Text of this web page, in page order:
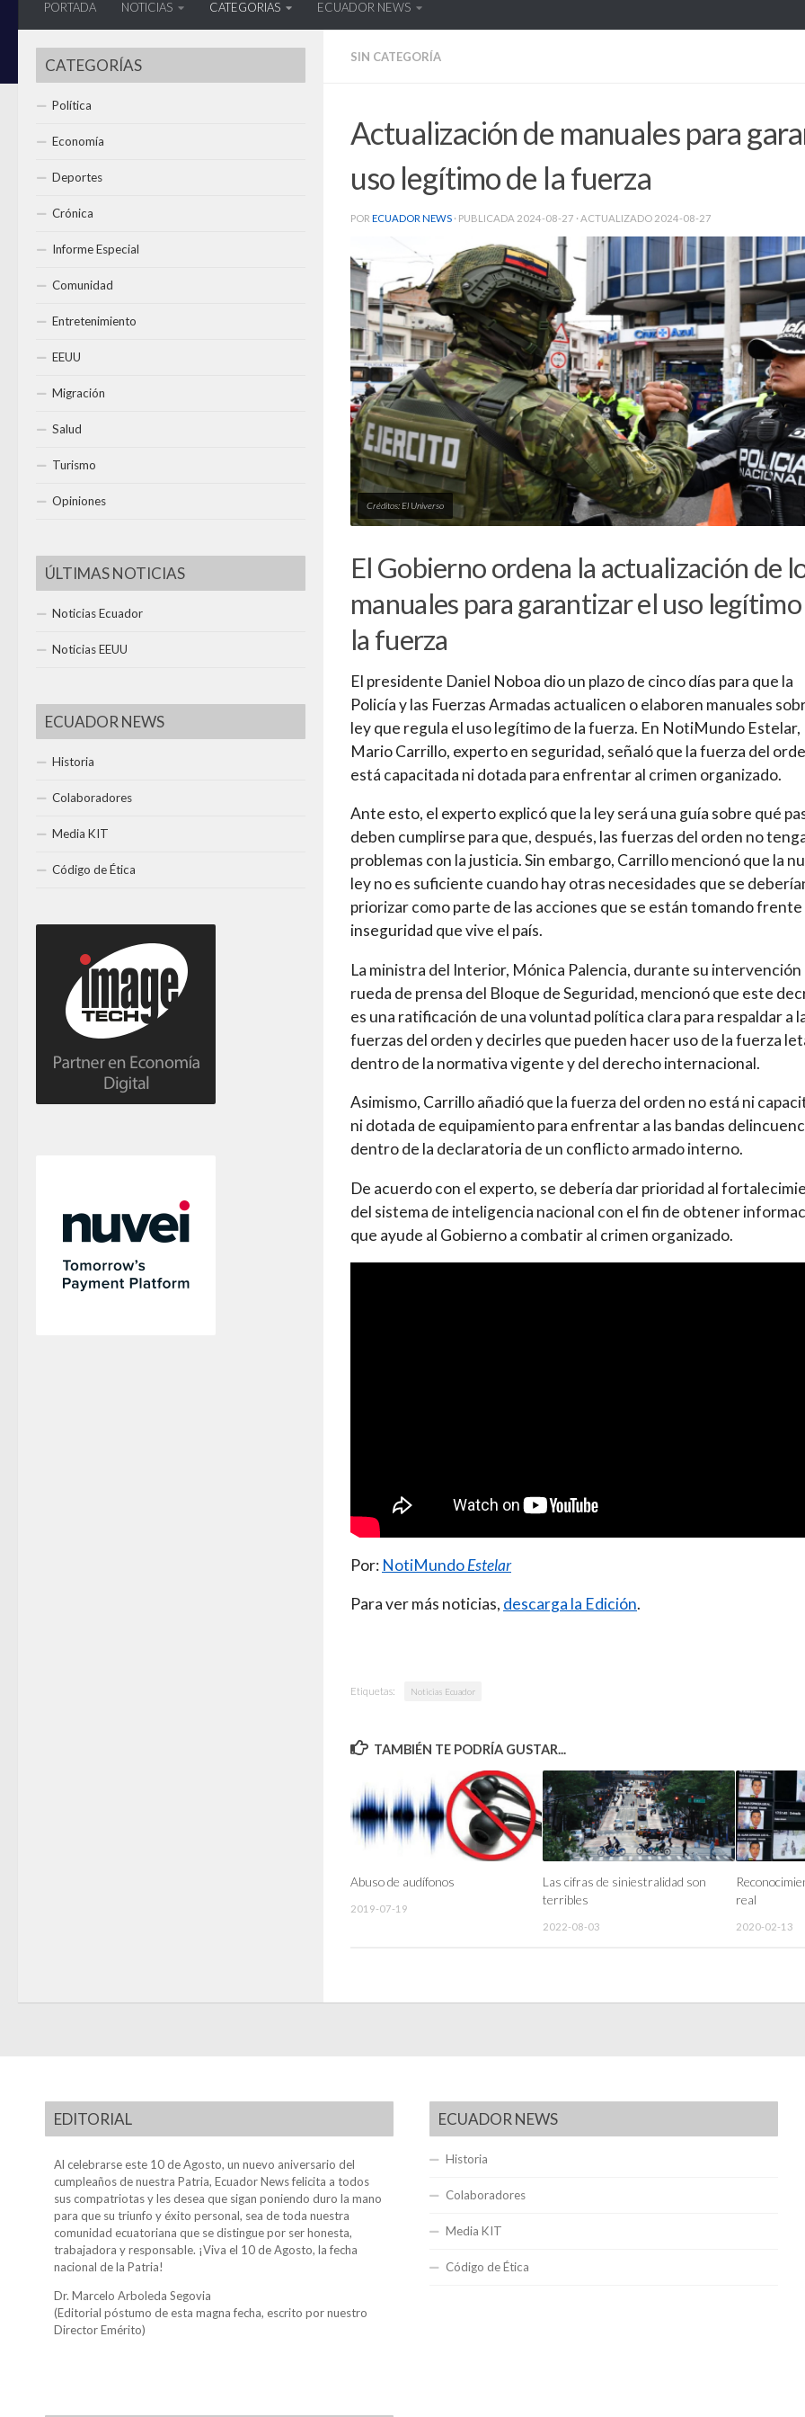
PORTADA NOTICIAS CATEGORIAS ECUADOR NEWS
SIN CATEGORÍA
Actualización de manuales para
uso legítimo de la fuerza
POR ECUADOR NEWS · PUBLICADA 2024-08-27 · ACTUALIZADO 2024-08-27
Créditos: El Universo
El Gobierno ordena la actualización de
manuales para garantizar el uso
la fuerza
El presidente Daniel Noboa dio un plazo de cinco días para que la
Policía y las Fuerzas Armadas actualicen o elaboren manuales
ley que regula el uso legítimo de la fuerza. En NotiMundo Estelar,
Mario Carrillo, experto en seguridad, señaló que la fuerza del
está capacitada ni dotada para enfrentar al crimen organizado.
Ante esto, el experto explicó que la ley será una guía sobre qué
deben cumplirse para que, después, las fuerzas del orden no
problemas con la justicia. Sin embargo, Carrillo mencionó que la
ley no es suficiente cuando hay otras necesidades que se
priorizar como parte de las acciones que se están tomando frente
inseguridad que vive el país.
La ministra del Interior, Mónica Palencia, durante su intervención
rueda de prensa del Bloque de Seguridad, mencionó que este
es una ratificación de una voluntad política clara para respaldar a
fuerzas del orden y decirles que pueden hacer uso de la fuerza
dentro de la normativa vigente y del derecho internacional.
Asimismo, Carrillo añadió que la fuerza del orden no está ni
ni dotada de equipamiento para enfrentar a las bandas
dentro de la declaratoria de un conflicto armado interno.
De acuerdo con el experto, se debería dar prioridad al
del sistema de inteligencia nacional con el fin de obtener
que ayude al Gobierno a combatir al crimen organizado.
Por: NotiMundoEstelar
Para ver más noticias, descarga la Edición.
Etiquetas: Noticias Ecuador
TAMBIÉN TE PODRÍA GUSTAR...
Abuso de audífonos
2019-07-19
Las cifras de siniestralidad son
terribles
2022-08-03
real
2020-02-13
CATEGORÍAS
Política
Economía
Deportes
Crónica
Informe Especial
Comunidad
Entretenimiento
EEUU
Migración
Salud
Turismo
Opiniones
ÚLTIMAS NOTICIAS
Noticias Ecuador
Noticias EEUU
ECUADOR NEWS
Historia
Colaboradores
Media KIT
Código de Ética
EDITORIAL
Al celebrarse este 10 de Agosto, un nuevo aniversario del
cumpleaños de nuestra Patria, Ecuador News felicita a todos
sus compatriotas y les desea que sigan poniendo duro la mano
para que su triunfo y éxito personal, sea de toda nuestra
comunidad ecuatoriana que se distingue por ser honesta,
trabajadora y responsable. ¡Viva el 10 de Agosto, la fecha
nacional de la Patria!
Dr. Marcelo Arboleda Segovia
(Editorial póstumo de esta magna fecha, escrito por nuestro
Director Emérito)
ECUADOR NEWS
Historia
Colaboradores
Media KIT
Código de Ética